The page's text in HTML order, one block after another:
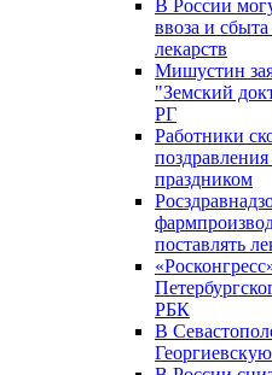
В России
ввоза и
лекарств
Мишустин
"Земский
РГ
Работники
праздником
поставлять
РБК
В